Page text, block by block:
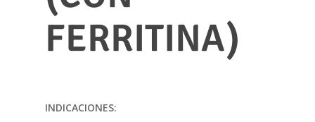
FERRITINA)
INDICACIONES: